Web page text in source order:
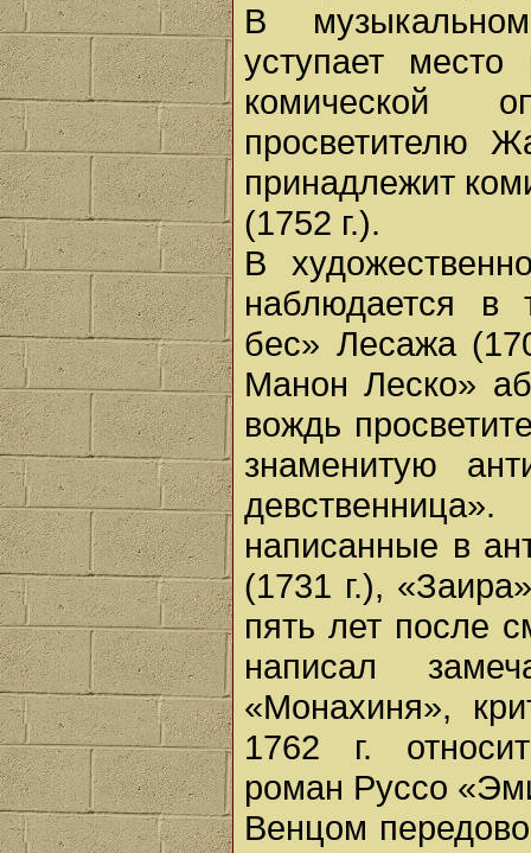
В
уступает место
комической
просветителю
принадлежит
(1752 г.).
В
наблюдается в
бес» Лесажа
Манон Леско»
вождь
знаменитую
написанные в
(1731 г.),
пять лет после
написал
«Монахиня»,
1762 г.
роман Руссо
Венцом